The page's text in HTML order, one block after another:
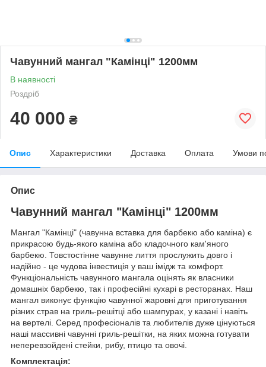
Чавунний мангал "Камінці" 1200мм
В наявності
Роздріб
40 000 ₴
Опис Характеристики Доставка Оплата Умови
Опис
Чавунний мангал "Камінці" 1200мм
Мангал "Камінці" (чавунна вставка для барбекю або каміна) є
прикрасою будь-якого каміна або кладочного кам'яного
барбекю. Товстостінне чавунне лиття прослужить довго і
надійно - це чудова інвестиція у ваш імідж та комфорт.
Функціональність чавунного мангала оцінять як власники
домашніх барбекю, так і професійні кухарі в ресторанах. Наш
мангал виконує функцію чавунної жаровні для приготування
різних страв на гриль-решітці або шампурах, у казані і навіть
на вертелі. Серед професіоналів та любителів дуже цінуються
наші массивні чавунні гриль-решітки, на яких можна готувати
неперевзойдені стейки, рибу, птицю та овочі.
Комплектація: